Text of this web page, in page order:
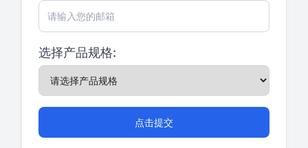
选择产品规格:
点击提交